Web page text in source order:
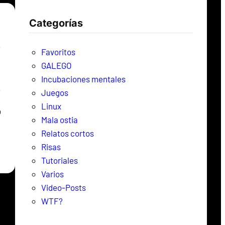
c
Categorías
Favoritos
GALEGO
Incubaciones mentales
Juegos
Linux
Mala ostia
Relatos cortos
Risas
Tutoriales
Varios
Video-Posts
WTF?